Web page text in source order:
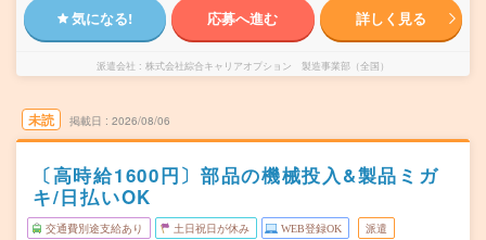
気になる! 応募へ進む 詳しく見る
派遣会社 株式会社綜合キャリアオプション 製造事業部（全国）
未読 掲載日 2026/08/06
〔高時給1600円〕部品の機械投入&製品ミガ
キ/日払いOK
交通費別途支給あり 土日祝日が休み WEB登録OK 派遣